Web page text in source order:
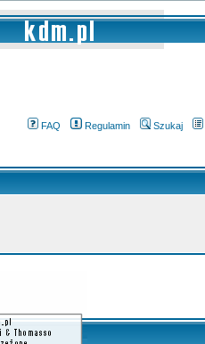
FAQ Regulamin Szukaj